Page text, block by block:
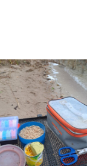
No Caption